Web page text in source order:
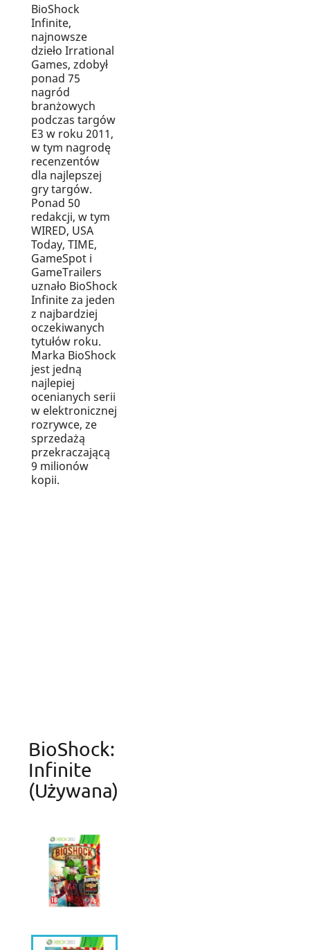
BioShock
Infinite,
najnowsze
dzieło Irrational
Games, zdobył
ponad 75
nagród
branżowych
podczas targów
E3 w roku 2011,
w tym nagrodę
recenzentów
dla najlepszej
gry targów.
Ponad 50
redakcji, w tym
WIRED, USA
Today, TIME,
GameSpot i
GameTrailers
uznało BioShock
Infinite za jeden
z najbardziej
oczekiwanych
tytułów roku.
Marka BioShock
jest jedną
najlepiej
ocenianych serii
w elektronicznej
rozrywce, ze
sprzedażą
przekraczającą
9 milionów
kopii.
BioShock:
Infinite
(używana)